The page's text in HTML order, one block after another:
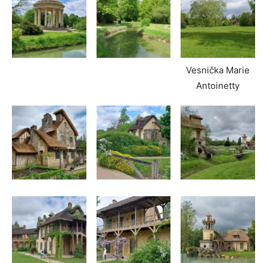
Vesnička Marie
Antoinetty